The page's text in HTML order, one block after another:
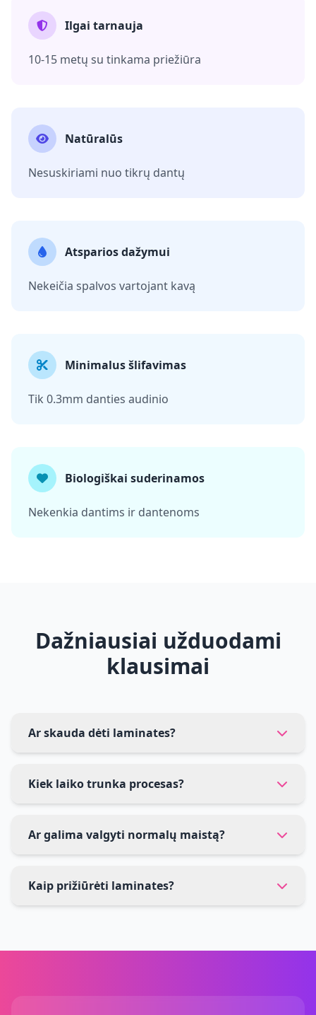
Ilgai tarnauja
10-15 metų su tinkama priežiūra
Natūralūs
Nesuskiriami nuo tikrų dantų
Atsparios dažymui
Nekeičia spalvos vartojant kavą
Minimalus šlifavimas
Tik 0.3mm danties audinio
Biologiškai suderinamos
Nekenkia dantims ir dantenoms
Dažniausiai užduodami
klausimai
Ar skauda dėti laminates?
Kiek laiko trunka procesas?
Ar galima valgyti normalų maistą?
Kaip prižiūrėti laminates?